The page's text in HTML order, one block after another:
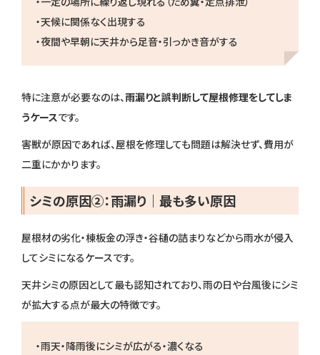
・天候に関係なく出現する
・夜間や早朝に天井から足音・引っかき音がする
特に注意が必要なのは、 雨漏りと誤判断して屋根修理をしてしま
うケースです。
害獣が原因であれば、屋根を修理しても問題は解決せず、費用が
二重にかかります。
シミの原因②：雨漏り｜最も多い原因
屋根材の劣化・棟板金の浮き・谷樋の詰まりなどから雨水が侵入
してシミになるケースです。
天井シミの原因として最も認知されており、雨の日や台風後にシミ
が拡大する点が最大の特徴です。
・雨天・降雨後にシミが広がる・濃くなる